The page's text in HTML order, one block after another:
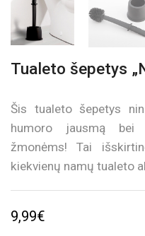
Tualeto šepetys
Šis tualeto šepetys
humoro jausmą bei
žmonėms! Tai
kiekvienų namų tualeto
9,99€